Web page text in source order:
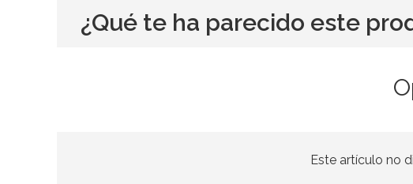
¿Qué te ha parecido este
Este artículo no